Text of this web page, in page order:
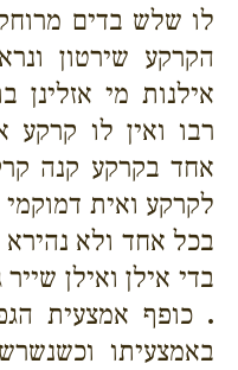
לו שלש בדים
הקרקע שירטון
אילנות מי אזלינן
רבו ואין לו קרקע
אחד בקרקע קנה
לקרקע ואית
בכל אחד ולא נהירא
בדי אילן ואילן
. כופף אמצעית
באמצעיתו